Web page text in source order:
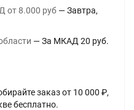
от 8.000 руб
Завтра
За МКАД 20 руб.
заказ от 10 000 ₽,
бесплатно.